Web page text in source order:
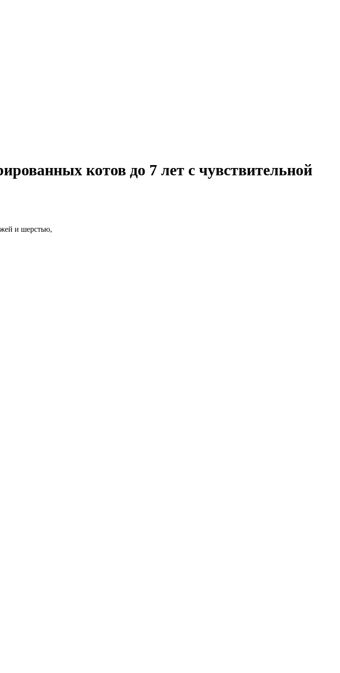
котов до 7 лет с чувствительной